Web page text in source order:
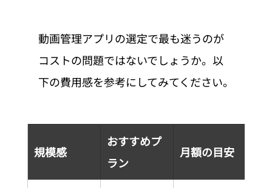
動画管理アプリの選定で最も迷うのが
コストの問題ではないでしょうか。以
下の費用感を参考にしてみてください。
規模感
おすすめプ
ラン
月額の目安